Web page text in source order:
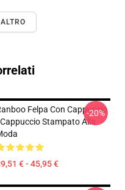
Felpa Con Cappuccio
Stampato Alla
€ - 45,95 €
-20%